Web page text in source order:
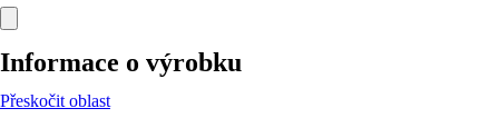
Informace o výrobku
Přeskočit oblast